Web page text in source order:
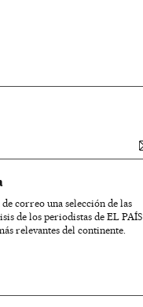
de correo una selección de las
de los periodistas de EL PAÍS
relevantes del continente.